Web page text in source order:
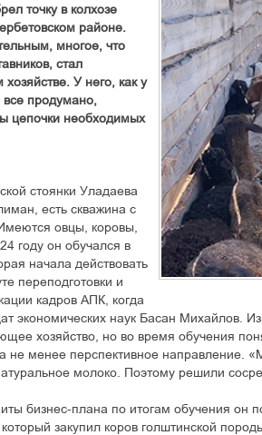
точку в колхозе
районе.
многое, что
стал
хозяйстве. У него, как у
все продумано,
цепочки необходимых
стоянки Уладаева
есть скважина с
овцы, коровы,
году он обучался в
начала действовать
переподготовки и
кадров АПК, когда
экономических наук Басан Михайлов.
хозяйство, но во время обучения
не менее перспективное направление.
молоко. Поэтому решили
бизнес-плана по итогам обучения он
закупил коров голштинской